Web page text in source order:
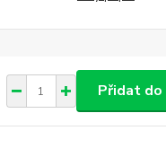
Přidat do